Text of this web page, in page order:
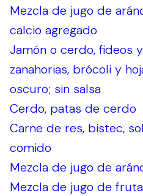
Mezcla de jugo de
calcio agregado
Jamón o cerdo, fideos
zanahorias, brócoli y
oscuro; sin salsa
Cerdo, patas de cerdo
Carne de res, bistec,
comido
Mezcla de jugo de
Mezcla de jugo de